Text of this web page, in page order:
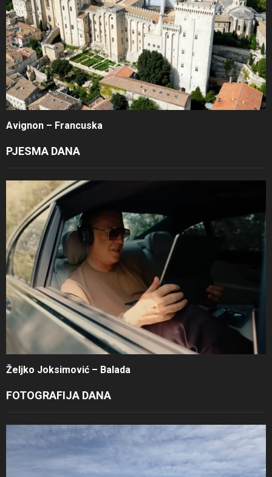
Avignon – Francuska
PJESMA DANA
Željko Joksimović – Balada
FOTOGRAFIJA DANA